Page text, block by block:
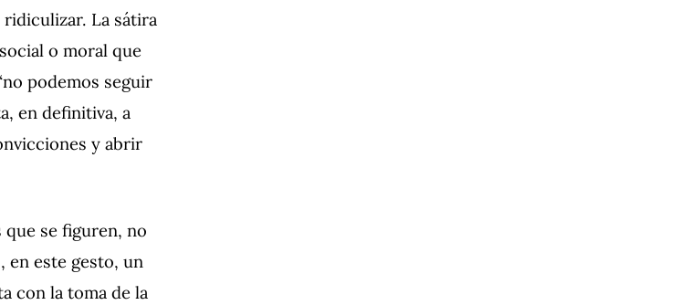
La sátira
o moral que
podemos seguir
en definitiva, a
y abrir
que se figuren, no
en este gesto, un
con la toma de la